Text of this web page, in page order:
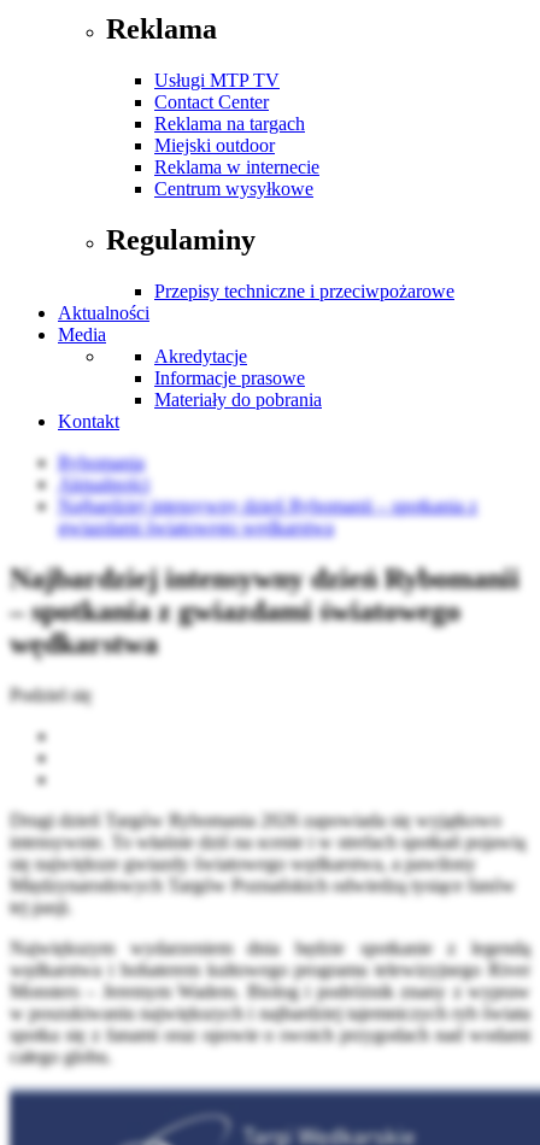
Reklama
Usługi MTP TV
Contact Center
Reklama na targach
Miejski outdoor
Reklama w internecie
Centrum wysyłkowe
Regulaminy
Przepisy techniczne i przeciwpożarowe
Aktualności
Media
Akredytacje
Informacje prasowe
Materiały do pobrania
Kontakt
Rybomania
Aktualności
Najbardziej intensywny dzień Rybomanii – spotkania z
gwiazdami światowego wędkarstwa
Najbardziej intensywny dzień Rybomanii
– spotkania z gwiazdami światowego
wędkarstwa
Podziel się
Drugi dzień Targów Rybomania 2026 zapowiada się wyjątkowo
intensywnie. To właśnie dziś na scenie i w strefach spotkań pojawią
się największe gwiazdy światowego wędkarstwa, a pawilony
Międzynarodowych Targów Poznańskich odwiedzą tysiące fanów
tej pasji.
Największym wydarzeniem dnia będzie spotkanie z legendą
wędkarstwa i bohaterem kultowego programu telewizyjnego River
Monsters – Jeremym Wadem. Biolog i podróżnik znany z wypraw
w poszukiwaniu największych i najbardziej tajemniczych ryb świata
spotka się z fanami oraz opowie o swoich przygodach nad wodami
całego globu.